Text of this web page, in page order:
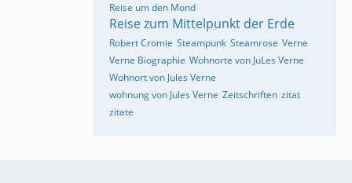
Reise um den Mond
Reise zum Mittelpunkt der Erde
Robert Cromie Steampunk Steamrose Verne
Verne Biographie Wohnorte von JuLes Verne
Wohnort von Jules Verne
wohnung von Jules Verne Zeitschriften zitat
zitate